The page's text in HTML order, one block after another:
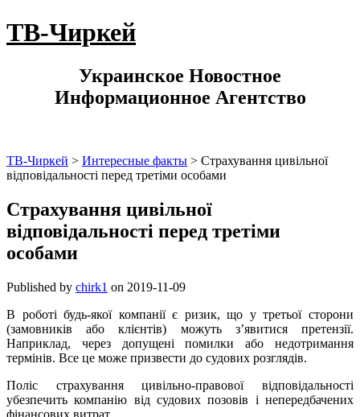
ТВ-Чиркей
Украинское Новостное
Информационное Агентство
ТВ-Чиркей > Интересные факты > Страхування цивільної
відповідальності перед третіми особами
Страхування цивільної
відповідальності перед третіми
особами
Published by chirk1 on 2019-11-09
В роботі будь-якої компанії є ризик, що у третьої сторони
(замовників або клієнтів) можуть з’явитися претензії.
Наприклад, через допущені помилки або недотримання
термінів. Все це може призвести до судових розглядів.
Поліс страхування цивільно-правової відповідальності
убезпечить компанію від судових позовів і непередбачених
фінансових витрат.